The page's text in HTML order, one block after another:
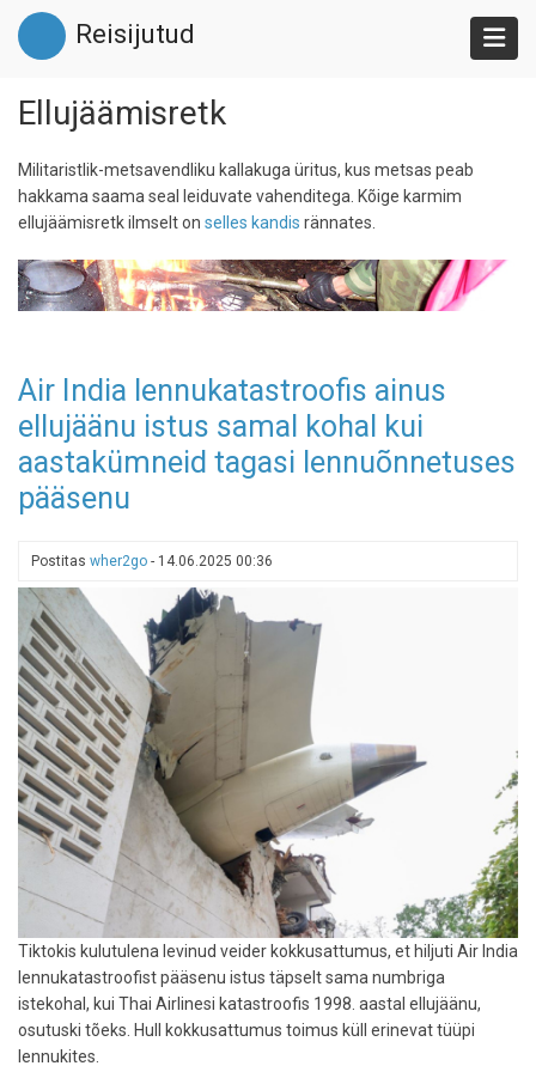
Liigu
edasi
põhisisu
Reisijutud
Ellujäämisretk
Militaristlik-metsavendliku kallakuga üritus, kus metsas peab
hakkama saama seal leiduvate vahenditega. Kõige karmim
ellujäämisretk ilmselt on selles kandis rännates.
Air India lennukatastroofis ainus
ellujäänu istus samal kohal kui
aastakümneid tagasi lennuõnnetuses
pääsenu
Postitas wher2go - 14.06.2025 00:36
Tiktokis kulutulena levinud veider kokkusattumus, et hiljuti Air India
lennukatastroofist pääsenu istus täpselt sama numbriga
istekohal, kui Thai Airlinesi katastroofis 1998. aastal ellujäänu,
osutuski tõeks. Hull kokkusattumus toimus küll erinevat tüüpi
lennukites.